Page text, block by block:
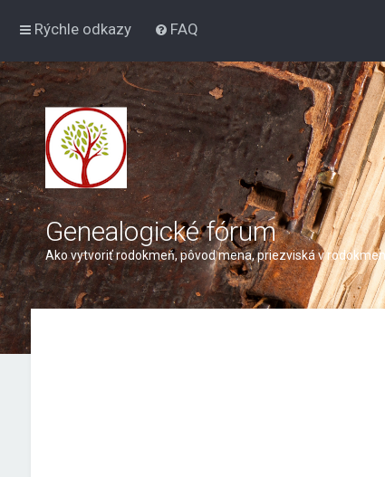
Rýchle odkazy FAQ
Genealogické fórum
Ako vytvoriť rodokmeň, pôvod mena, priezviská v